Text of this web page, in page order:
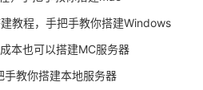
教程，手把手教你搭建Windows
本也可以搭建MC服务器
手教你搭建本地服务器